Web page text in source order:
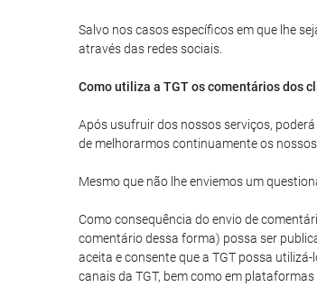
Salvo nos casos específicos em que lhe
através das redes sociais.
Como utiliza a TGT os comentários dos
Após usufruir dos nossos serviços,
de melhorarmos continuamente os nossos
Mesmo que não lhe enviemos um
Como consequência do envio de
comentário dessa forma) possa ser
aceita e consente que a TGT possa
canais da TGT, bem como em